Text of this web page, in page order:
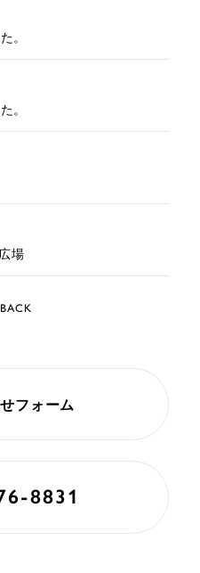
。
。
場
BACK
フォーム
8831